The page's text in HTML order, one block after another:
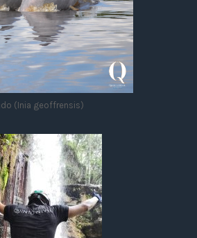
(Inia geoffrensis)